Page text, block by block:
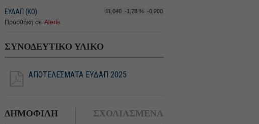
ΕΥΔΑΠ (ΚΟ) 11,040 -1,78 % -0,200
Προσθήκη σε: Alerts
ΣΥΝΟΔΕΥΤΙΚΟ ΥΛΙΚΟ
ΑΠΟΤΕΛΕΣΜΑΤΑ ΕΥΔΑΠ 2025
ΔΗΜΟΦΙΛΗ ΣΧΟΛΙΑΣΜΕΝΑ